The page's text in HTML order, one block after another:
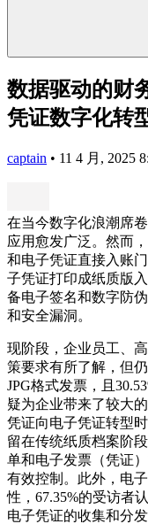
数据驱动的财
凭证数字化转
captain • 11 4 月, 2025
在当今数字化浪潮席
应用愈发广泛。然而
和电子凭证直接入账
子凭证打印成纸质版
备电子签名和数字防
和安全漏洞。
现阶段，企业员工、
策要求有所了解，但
JPG格式发票，且
疑为企业带来了较大
凭证向电子凭证转型
留在传统纸质档案阶
单和电子发票（凭证
有效控制。此外，电
性，67.35%的受访者
电子凭证的收集和分